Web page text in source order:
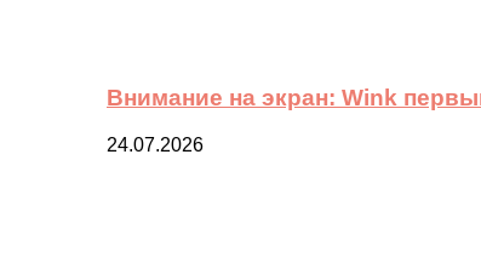
Внимание на экран: Wink
24.07.2026